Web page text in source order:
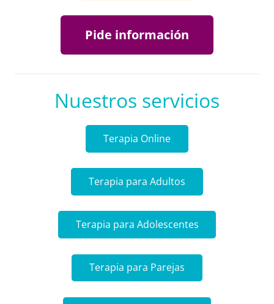
Pide información
Nuestros servicios
Terapia Online
Terapia para Adultos
Terapia para Adolescentes
Terapia para Parejas